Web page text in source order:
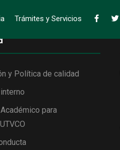
Trámites y Servicios
y Política de calidad
para